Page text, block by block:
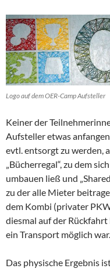
Logo auf dem OER-Camp Aufsteller
Keiner der
Aufsteller etwas
evtl. entsorgt zu werden,
„Bücherregal“, zu dem
umbauen ließ und
zu der alle Mieter
dem Kombi (privater
diesmal auf der
ein Transport möglich war.
Das physische Ergebnis